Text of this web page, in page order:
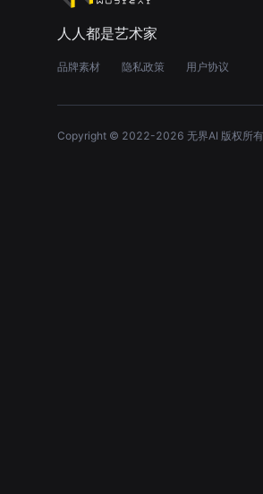
人人都是艺术家
品牌素材 隐私政策 用户协议
Copyright © 2022-2026 无界AI 版权所有